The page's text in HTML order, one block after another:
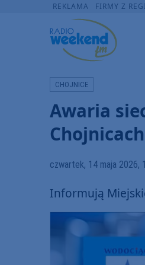
REKLAMA FIRMY Z
CHOJNICE
Awaria
Chojnicach
czwartek, 14 maja 2026,
Informują